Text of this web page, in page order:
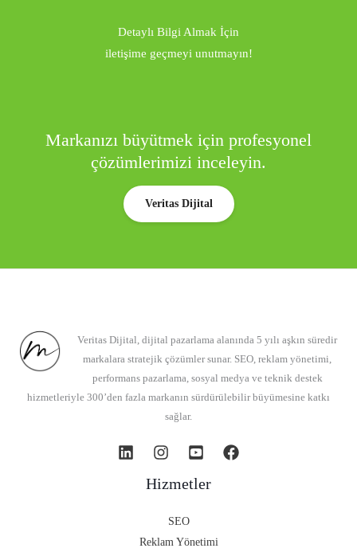
Detaylı Bilgi Almak İçin
iletişime geçmeyi unutmayın!
Markanızı büyütmek için profesyonel
çözümlerimizi inceleyin.
Veritas Dijital
Veritas Dijital, dijital pazarlama alanında 5 yılı aşkın süredir
markalara stratejik çözümler sunar. SEO, reklam yönetimi,
performans pazarlama, sosyal medya ve teknik destek
hizmetleriyle 300’den fazla markanın sürdürülebilir büyümesine katkı
sağlar.
Hizmetler
SEO
Reklam Yönetimi